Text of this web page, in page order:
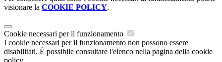
visionare la COOKIE POLICY.
Cookie necessari per il funzionamento
I cookie necessari per il funzionamento non possono essere
disabilitati. È possibile consultare l'elenco nella pagina della cookie
policy.